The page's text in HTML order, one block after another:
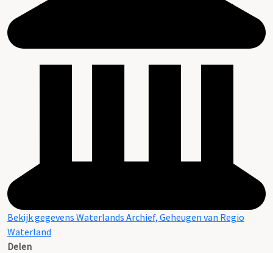
Bekijk gegevens Waterlands Archief, Geheugen van Regio
Waterland
Delen